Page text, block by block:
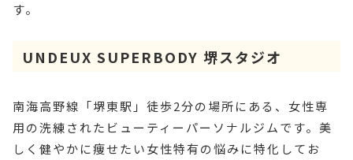
す。
UNDEUX SUPERBODY 堺スタジオ
南海高野線「堺東駅」徒歩2分の場所にある、女性専
用の洗練されたビューティーパーソナルジムです。美
しく健やかに痩せたい女性特有の悩みに特化してお